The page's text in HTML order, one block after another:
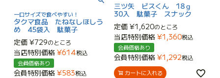
一口サイズで食べやすい！
タクマ食品 たねなしほしう
め 45袋入 駄菓子
定価 ¥729のところ
当店特別価格 ¥614税込
会員価格あり
会員特別価格 ¥583税込
三ツ矢 ビスくん 18ｇ
30入 駄菓子 スナック
定価 ¥1,620のところ
当店特別価格 ¥1,360税込
会員価格あり
会員特別価格 ¥1,292税込
カートに入れる